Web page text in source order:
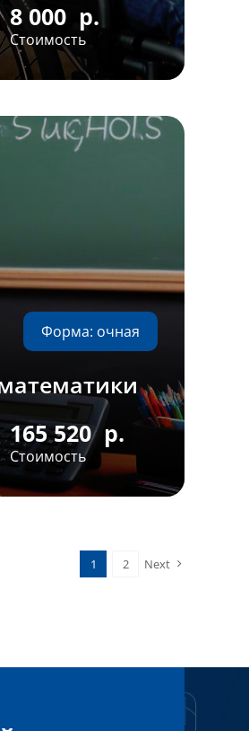
8 000 р.
Стоимость
Форма: очная
165 520р.
Стоимость
1 2 Next